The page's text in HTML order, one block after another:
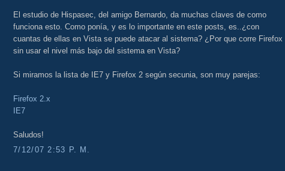
El estudio de Hispasec, del amigo Bernardo, da muchas claves de como
funciona esto. Como ponía, y es lo importante en este posts, es..¿con
cuantas de ellas en Vista se puede atacar al sistema? ¿Por que corre Firefox
sin usar el nivel más bajo del sistema en Vista?
Si miramos la lista de IE7 y Firefox 2 según secunia, son muy parejas:
Firefox 2.x
IE7
Saludos!
7/12/07 2:53 P. M.